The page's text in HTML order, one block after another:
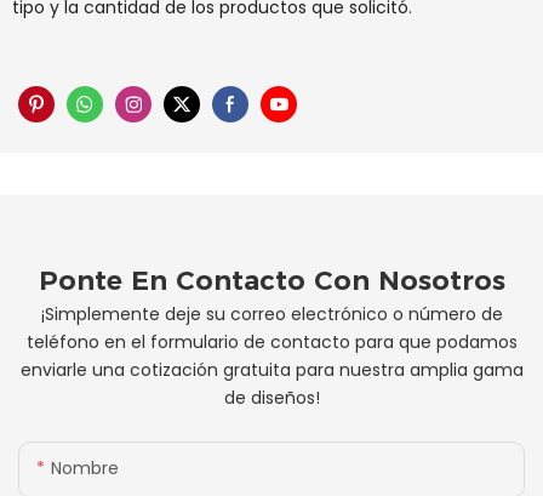
tipo y la cantidad de los productos que solicitó.
Ponte En Contacto Con Nosotros
¡Simplemente deje su correo electrónico o número de
teléfono en el formulario de contacto para que podamos
enviarle una cotización gratuita para nuestra amplia gama
de diseños!
Nombre